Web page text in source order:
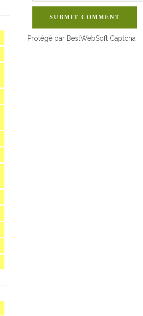
SUBMIT COMMENT
Protégé par BestWebSoft Captcha